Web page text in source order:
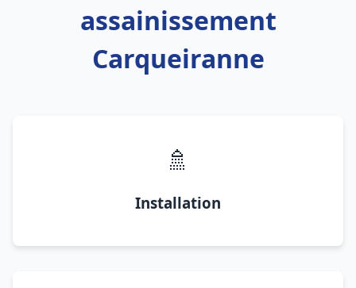
assainissement
Carqueiranne
🚿
Installation